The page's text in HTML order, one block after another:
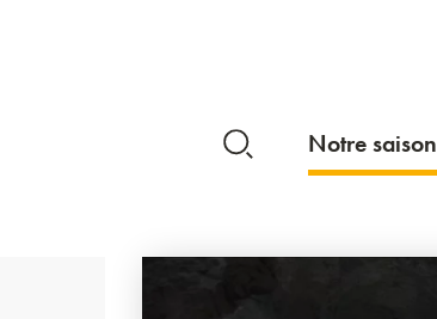
Notre saison